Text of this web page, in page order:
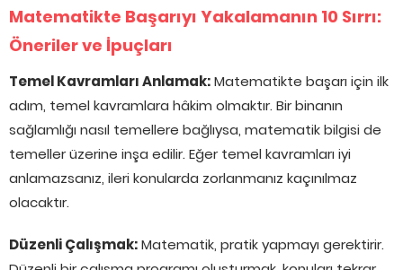
Matematikte Başarıyı Yakalamanın 10 Sırrı:
Öneriler ve İpuçları
Temel Kavramları Anlamak:Matematikte başarı için ilk
adım, temel kavramlara hâkim olmaktır. Bir binanın
sağlamlığı nasıl temellere bağlıysa, matematik bilgisi de
temeller üzerine inşa edilir. Eğer temel kavramları iyi
anlamazsanız, ileri konularda zorlanmanız kaçınılmaz
olacaktır.
Düzenli Çalışmak:Matematik, pratik yapmayı gerektirir.